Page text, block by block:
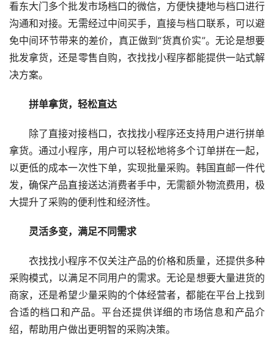
看东大门多个批发市场档口的微信，方便快捷地与档口进行
沟通和对接。无需经过中间买手，直接与档口联系，可以避
免中间环节带来的差价，真正做到“货真价实”。无论是想要
批发拿货，还是零售自购，衣找找小程序都能提供一站式解
决方案。
拼单拿货，轻松直达
除了直接对接档口，衣找找小程序还支持用户进行拼单
拿货。通过小程序，用户可以轻松地将多个订单拼在一起，
以更低的成本一次性下单，实现批量采购。韩国直邮一件代
发，确保产品直接送达消费者手中，无需额外物流费用，极
大提升了采购的便利性和经济性。
灵活多变，满足不同需求
衣找找小程序不仅关注产品的价格和质量，还提供多种
采购模式，以满足不同用户的需求。无论是想要大量进货的
商家，还是希望少量采购的个体经营者，都能在平台上找到
合适的档口和产品。平台还提供详细的市场信息和产品介
绍，帮助用户做出更明智的采购决策。